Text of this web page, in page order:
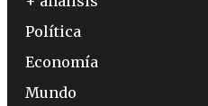
Política
Economía
Mundo